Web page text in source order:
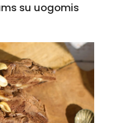
su uogomis